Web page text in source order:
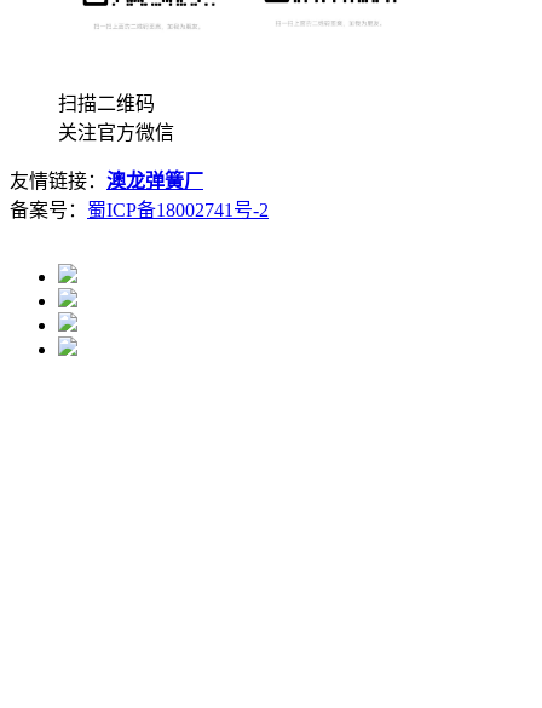
扫描二维码
关注官方微信
友情链接： 澳龙弹簧厂
备案号： 蜀ICP备18002741号-2